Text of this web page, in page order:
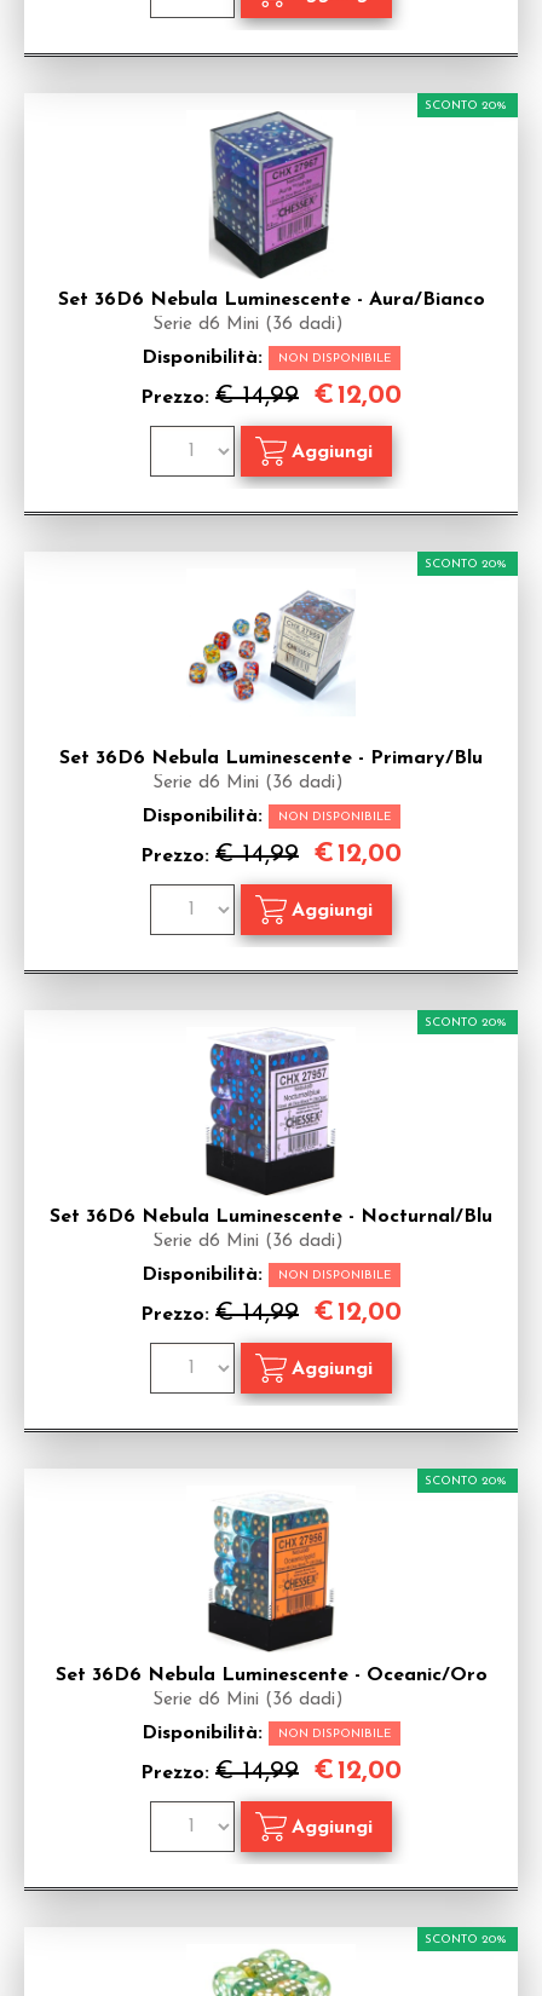
Set 36D6 Nebula Luminescente - Aura/Bianco
Serie d6 Mini (36 dadi)
Disponibilità: NON DISPONIBILE
Prezzo: € 14,99
SCONTO 20%
€12,00
Set 36D6 Nebula Luminescente - Primary/Blu
Serie d6 Mini (36 dadi)
Disponibilità: NON DISPONIBILE
Prezzo: € 14,99
SCONTO 20%
€12,00
Set 36D6 Nebula Luminescente - Nocturnal/Blu
Serie d6 Mini (36 dadi)
Disponibilità: NON DISPONIBILE
Prezzo: € 14,99
SCONTO 20%
€12,00
Set 36D6 Nebula Luminescente - Oceanic/Oro
Serie d6 Mini (36 dadi)
Disponibilità: NON DISPONIBILE
Prezzo: € 14,99
SCONTO 20%
€12,00
SCONTO 20%